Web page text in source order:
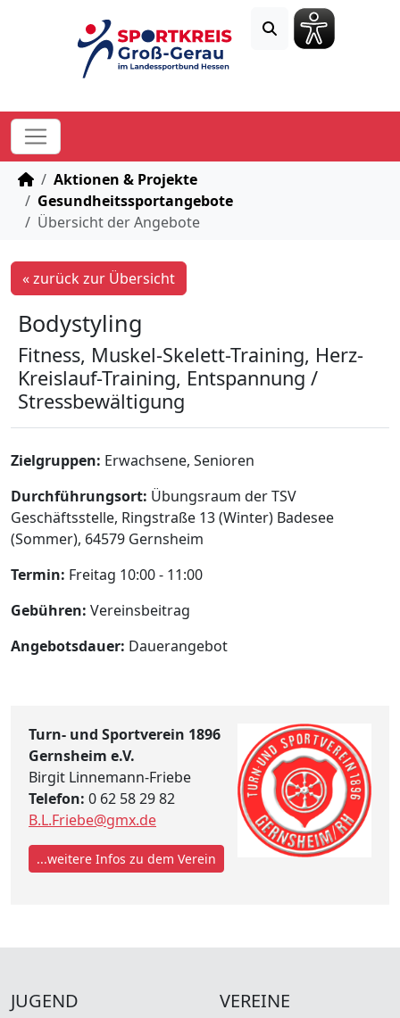
STARTSEITE
Aktionen & Projekte
Gesundheitssportangebote
Übersicht der Angebote
« zurück zur Übersicht
Bodystyling
Fitness, Muskel-Skelett-Training, Herz-
Kreislauf-Training, Entspannung /
Stressbewältigung
Zielgruppen: Erwachsene, Senioren
Durchführungsort: Übungsraum der TSV
Geschäftsstelle, Ringstraße 13 (Winter) Badesee
(Sommer), 64579 Gernsheim
Termin: Freitag 10:00 - 11:00
Gebühren: Vereinsbeitrag
Angebotsdauer: Dauerangebot
Turn- und Sportverein 1896
Gernsheim e.V.
Birgit Linnemann-Friebe
Telefon: 0 62 58 29 82
B.L.Friebe@gmx.de
...weitere Infos zu dem Verein
JUGEND VEREINE